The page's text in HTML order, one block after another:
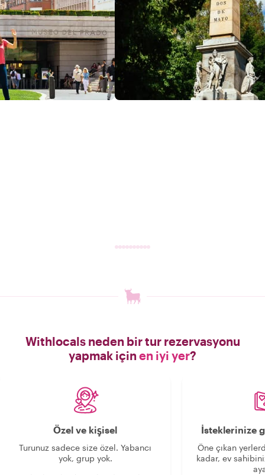
Withlocals neden bir tur rezervasyonu
yapmak için en iyi yer?
Özel ve kişisel
Turunuz sadece size özel. Yabancı
yok, grup yok.
İsteklerinize
Öne çıkan
kadar, ev